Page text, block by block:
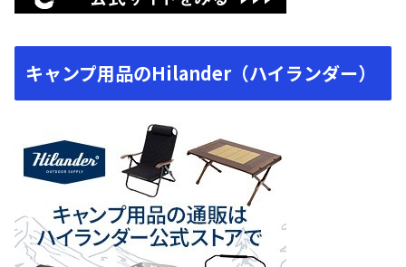
キャンプ用品のHilander（ハイランダー）